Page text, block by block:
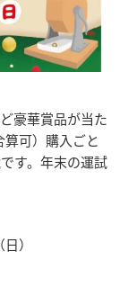
豪華賞品が当た
可）購入ごと
す。年末の運試
）